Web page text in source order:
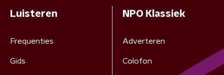
Luisteren
Frequenties
Gids
NPO Klassiek
Adverteren
Colofon